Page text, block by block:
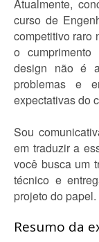
Atualmente,
curso de
competitivo raro
o cumprimento
design não é
problemas e
expectativas do
Sou
em traduzir a
você busca um
técnico e
projeto do papel.
Resumo da